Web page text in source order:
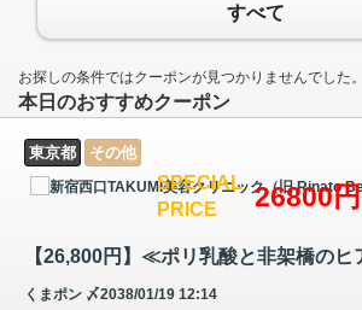
すべて
お探しの条件ではクーポンが見つかりませんでした。
本日のおすすめクーポン
東京都 その他
SPECIAL
PRICE
26800円
くまポン 〆2038/01/19 12:14